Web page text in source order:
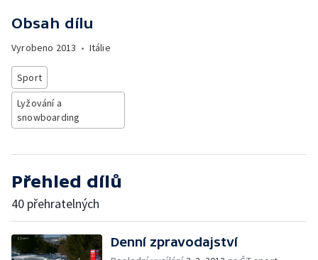
Obsah dílu
Vyrobeno 2013 • Itálie
Sport
Lyžování a
snowboarding
Přehled dílů
40 přehratelných
Denní zpravodajství